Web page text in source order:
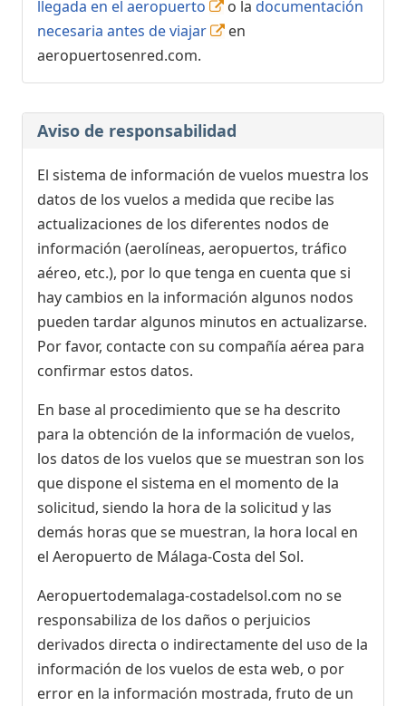
llegada en el aeropuerto o la documentación
necesaria antes de viajar
en
aeropuertosenred.com.
Aviso de responsabilidad
El sistema de información de vuelos muestra los
datos de los vuelos a medida que recibe las
actualizaciones de los diferentes nodos de
información (aerolíneas, aeropuertos, tráfico
aéreo, etc.), por lo que tenga en cuenta que si
hay cambios en la información algunos nodos
pueden tardar algunos minutos en actualizarse.
Por favor, contacte con su compañía aérea para
confirmar estos datos.
En base al procedimiento que se ha descrito
para la obtención de la información de vuelos,
los datos de los vuelos que se muestran son los
que dispone el sistema en el momento de la
solicitud, siendo la hora de la solicitud y las
demás horas que se muestran, la hora local en
el Aeropuerto de Málaga-Costa del Sol.
Aeropuertodemalaga-costadelsol.com no se
responsabiliza de los daños o perjuicios
derivados directa o indirectamente del uso de la
información de los vuelos de esta web, o por
error en la información mostrada, fruto de un